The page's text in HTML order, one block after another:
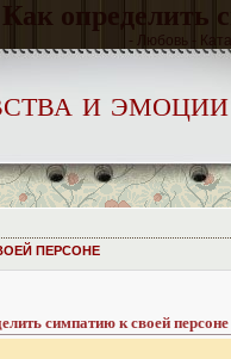
Как определить
- Любовь -
и эмоции
ПЕРСОНЕ
симпатию к своей персоне